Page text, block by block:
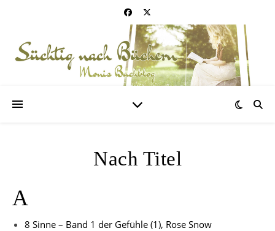
Nach Titel
A
8 Sinne – Band 1 der Gefühle (1), Rose Snow